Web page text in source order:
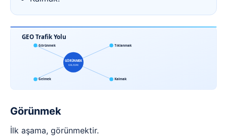
GEO Trafik Yolu
GÖRÜNMEK
KALMAK
Görünmek Tıklanmak
Gelmek Kalmak
Görünmek
İlk aşama, görünmektir.